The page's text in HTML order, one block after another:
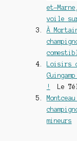
et-
voile
À
Loisirs
!
Le
mineurs